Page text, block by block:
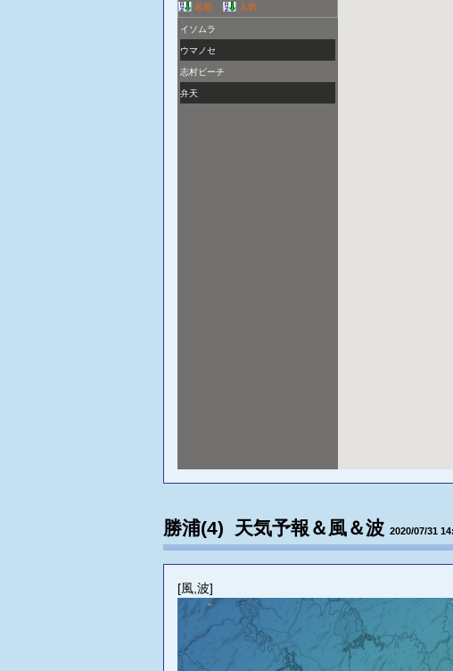
名前 人気
イソムラ
ウマノセ
志村ビーチ
弁天
勝浦(4) 天気予報＆風＆波 2020/07/31
[風,波]